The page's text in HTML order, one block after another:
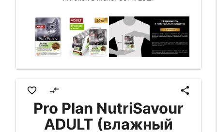
favorite_border compare_arrows share
Pro Plan NutriSavour
ADULT (влажный